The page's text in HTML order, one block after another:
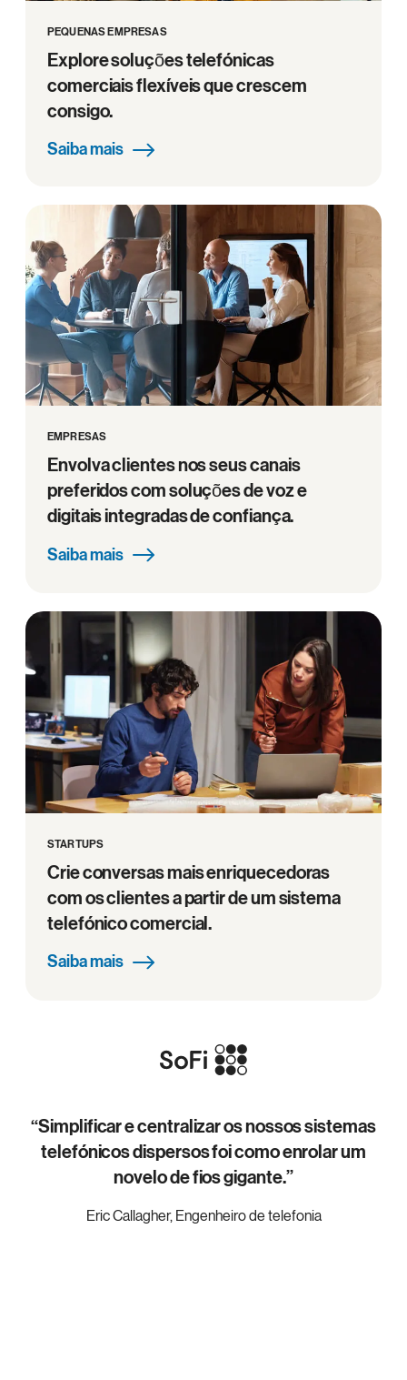
PEQUENAS EMPRESAS
Explore soluções telefónicas
comerciais flexíveis que crescem
consigo.
Saiba mais
EMPRESAS
Envolva clientes nos seus canais
preferidos com soluções de voz e
digitais integradas de confiança.
Saiba mais
STARTUPS
Crie conversas mais enriquecedoras
com os clientes a partir de um sistema
telefónico comercial.
Saiba mais
“Simplificar e centralizar os nossos sistemas
telefónicos dispersos foi como enrolar um
novelo de fios gigante.”
Eric Callagher, Engenheiro de telefonia